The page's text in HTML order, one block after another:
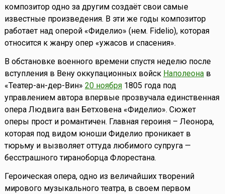
композитор одно за другим создаёт свои самые
известные произведения. В эти же годы композитор
работает над оперой «Фиделио» (нем. Fidelio), которая
относится к жанру опер «ужасов и спасения».
В обстановке военного времени спустя неделю после
вступления в Вену оккупационных войск Наполеонав
«Театер-ан-дер-Вин» 20 ноября1805 года под
управлением автора впервые прозвучала единственная
опера Людвига ван Бетховена «Фиделио». Сюжет
оперы прост и романтичен. Главная героиня – Леонора,
которая под видом юноши Фиделио проникает в
тюрьму и вызволяет оттуда любимого супруга —
бесстрашного тираноборца Флорестана.
Героическая опера, одно из величайших творений
мирового музыкального театра, в своем первом